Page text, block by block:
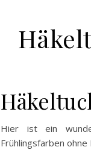
Hier ist ein
Frühlingsfarben ohne